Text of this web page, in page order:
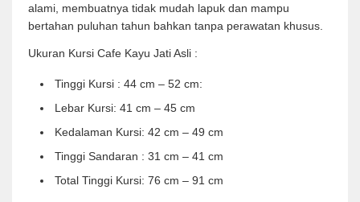
alami, membuatnya tidak mudah lapuk dan mampu
bertahan puluhan tahun bahkan tanpa perawatan khusus.
Ukuran Kursi Cafe Kayu Jati Asli :
Tinggi Kursi : 44 cm – 52 cm:
Lebar Kursi: 41 cm – 45 cm
Kedalaman Kursi: 42 cm – 49 cm
Tinggi Sandaran : 31 cm – 41 cm
Total Tinggi Kursi: 76 cm – 91 cm